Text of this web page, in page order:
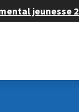
jeunesse